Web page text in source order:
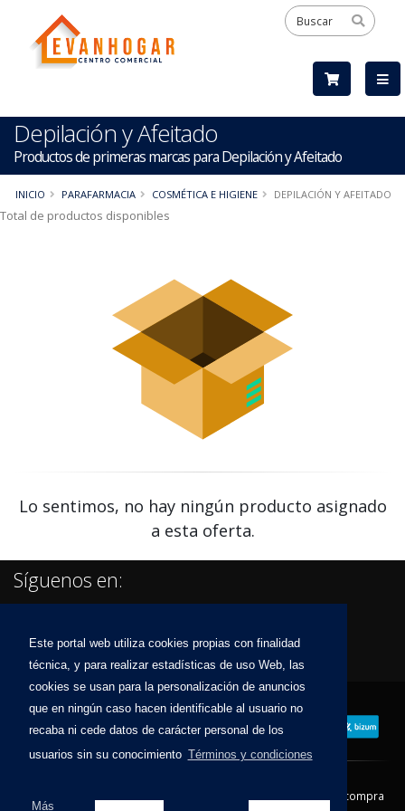
Este portal web utiliza cookies propias con finalidad
técnica, y para realizar estadísticas de uso Web, las
cookies se usan para la personalización de anuncios
que en ningún caso hacen identificable al usuario no
recaba ni cede datos de carácter personal de los
usuarios sin su conocimiento Términos y condiciones
Más
Depilación y Afeitado
Productos de primeras marcas para Depilación y Afeitado
INICIO PARAFARMACIA COSMÉTICA E HIGIENE DEPILACIÓN Y AFEITADO
Total de productos disponibles
Lo sentimos, no hay ningún producto asignado
a esta oferta.
Síguenos en:
Condiciones de compra